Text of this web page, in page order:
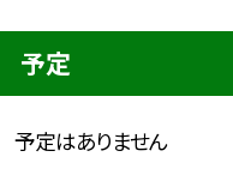
予定
予定はありません